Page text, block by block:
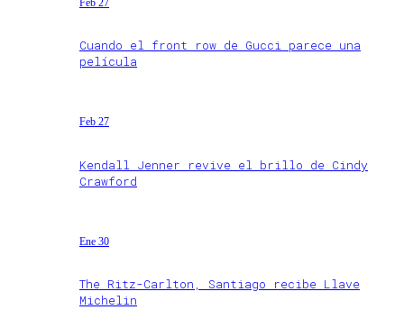
Cuando el front row de Gucci parece una
película
Feb 27
Kendall Jenner revive el brillo de Cindy
Crawford
Ene 30
The Ritz-Carlton, Santiago recibe Llave
Michelin